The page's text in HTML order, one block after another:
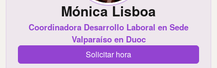
Mónica Lisboa
Coordinadora Desarrollo Laboral en Sede
Valparaíso en Duoc
Solicitar hora